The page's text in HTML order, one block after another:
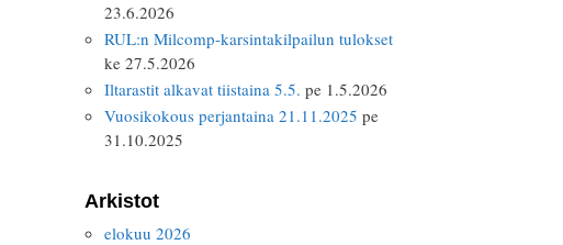
23.6.2026
RUL:n Milcomp-karsintakilpailun tulokset
ke 27.5.2026
Iltarastit alkavat tiistaina 5.5. pe 1.5.2026
Vuosikokous perjantaina 21.11.2025 pe
31.10.2025
Arkistot
elokuu 2026